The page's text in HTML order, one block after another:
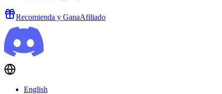
Recomienda y GanaAfiliado
English